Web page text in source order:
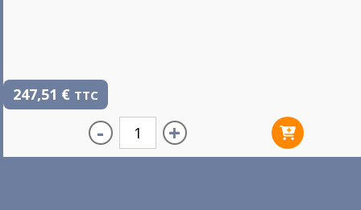
247,51 € TTC
- +